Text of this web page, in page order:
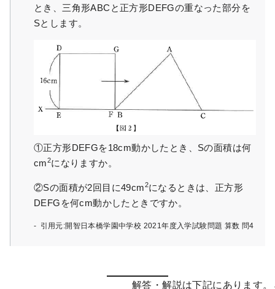
とき、三角形ABCと正方形DEFGの重なった部分を
Sとします。
①正方形DEFGを18cm動かしたとき、Sの面積は何
cm2になりますか。
②Sの面積が2回目に49cm2になるときは、正方形
DEFGを何cm動かしたときですか。
引用元:開智日本橋学園中学校 2021年度入学試験問題 算数 問4